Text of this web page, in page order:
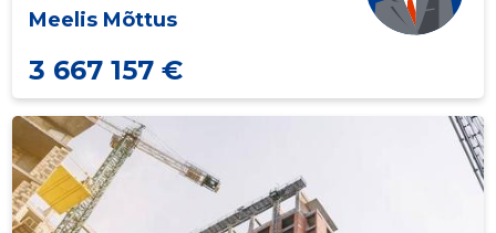
Meelis Mõttus
3 667 157 €